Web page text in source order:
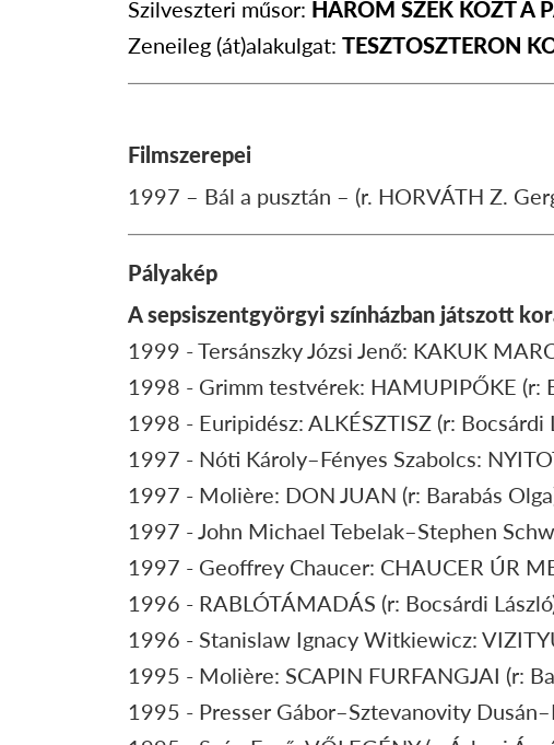
Szilveszteri műsor: HÁROM SZÉK KÖZT A
Zeneileg (át)alakulgat: TESZTOSZTERON
Filmszerepei
1997 – Bál a pusztán – (r. HORVÁTH Z.
Pályakép
A sepsiszentgyörgyi színházban játszott
1999 - Tersánszky Józsi Jenő: KAKUK
1998 - Grimm testvérek: HAMUPIPŐKE (r:
1998 - Euripidész: ALKÉSZTISZ (r: Bocsárdi
1997 - Nóti Károly–Fényes Szabolcs:
1997 - Molière: DON JUAN (r: Barabás
1997 - John Michael Tebelak–Stephen
1997 - Geoffrey Chaucer: CHAUCER ÚR
1996 - RABLÓTÁMADÁS (r: Bocsárdi
1996 - Stanislaw Ignacy Witkiewicz:
1995 - Molière: SCAPIN FURFANGJAI (r:
1995 - Presser Gábor–Sztevanovity